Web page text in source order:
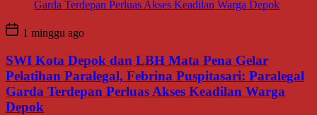
1 minggu ago
SWI Kota Depok dan LBH Mata Pena Gelar
Pelatihan Paralegal, Febrina Puspitasari: Paralegal
Garda Terdepan Perluas Akses Keadilan Warga
Depok